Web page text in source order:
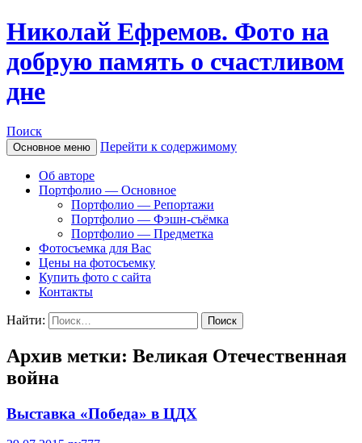
Николай Ефремов. Фото на
добрую память о счастливом
дне
Поиск
Основное меню Перейти к содержимому
Об авторе
Портфолио — Основное
Портфолио — Репортажи
Портфолио — Фэшн-съёмка
Портфолио — Предметка
Фотосъемка для Вас
Цены на фотосъемку
Купить фото с сайта
Контакты
Найти:
Архив метки: Великая Отечественная
война
Выставка «Победа» в ЦДХ